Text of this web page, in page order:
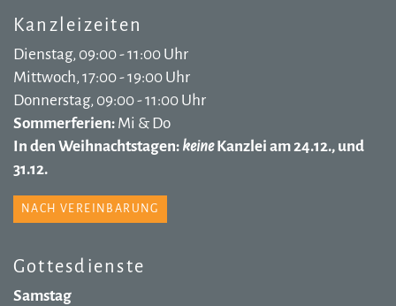
Kanzleizeiten
Dienstag, 09:00 - 11:00 Uhr
Mittwoch, 17:00 - 19:00 Uhr
Donnerstag, 09:00 - 11:00 Uhr
Sommerferien: Mi & Do
In den Weihnachtstagen: keineKanzlei am 24.12., und
31.12.
NACH VEREINBARUNG
Gottesdienste
Samstag